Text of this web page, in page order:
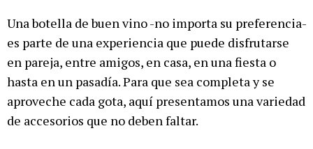
Una botella de buen vino -no importa su preferencia-
es parte de una experiencia que puede disfrutarse
en pareja, entre amigos, en casa, en una fiesta o
hasta en un pasadía. Para que sea completa y se
aproveche cada gota, aquí presentamos una variedad
de accesorios que no deben faltar.